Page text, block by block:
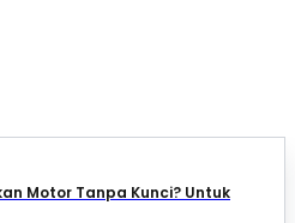
Motor Tanpa Kunci? Untuk